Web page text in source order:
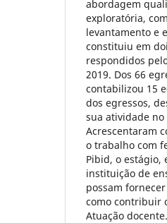
abordagem
exploratória,
levantamento e
constituiu em
respondidos
2019. Dos 66
contabilizou 15
dos egressos,
sua atividade
Acrescentaram
o trabalho com
Pibid, o estágio,
instituição de
possam
como contribuir
Atuação